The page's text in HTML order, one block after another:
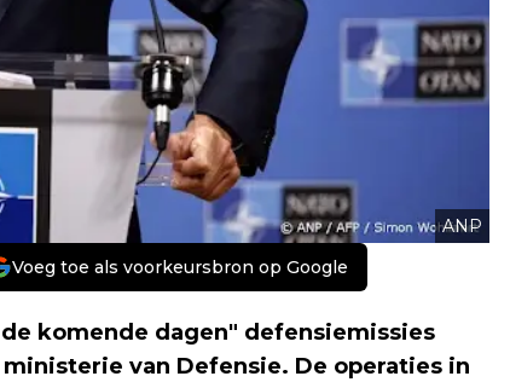
ANP
Voeg toe als voorkeursbron op Google
de komende dagen" defensiemissies
van Defensie. De operaties in